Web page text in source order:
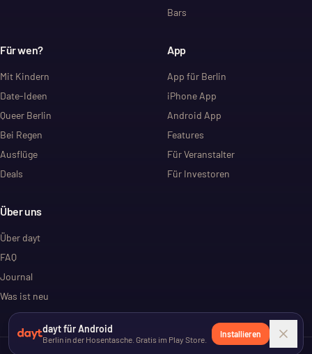
Bars
Für wen?
Mit Kindern
Date-Ideen
Queer Berlin
Bei Regen
Ausflüge
Deals
App
App für Berlin
iPhone App
Android App
Features
Für Veranstalter
Für Investoren
Über uns
Über dayt
FAQ
Journal
Was ist neu
dayt für Android
Berlin in der Hosentasche. Gratis im Play Store.
Installieren